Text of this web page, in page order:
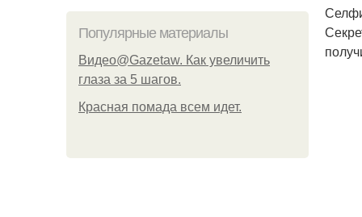
Популярные материалы
Видео@Gazetaw. Как увеличить
глаза за 5 шагов.
Красная помада всем идет.